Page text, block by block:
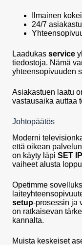
Ilmainen
24/7
Laadukas service
tiedostoja. Nämä
yhteensopivuuden
Asiakastuen laatu
vastausaika auttaa
Johtopäätös
Moderni
että oikean
on käyty läpi SET
vaiheet alusta
Opetimme
setup-prosessin ja
on ratkaisevan
kannalta.
Muista keskeiset